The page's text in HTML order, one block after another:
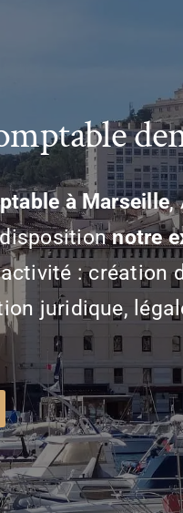
à Marseille,
notre
: création
juridique,